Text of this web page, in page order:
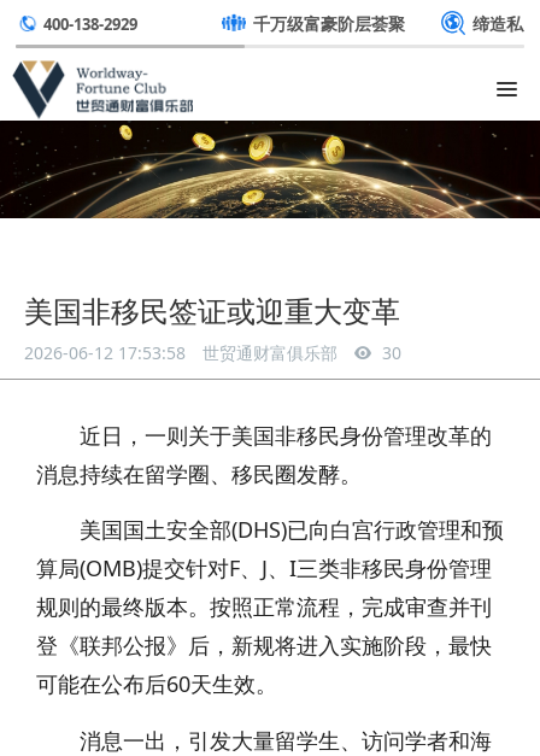
400-138-2929 千万级富豪阶层荟聚 缔造私
美国非移民签证或迎重大变革
2026-06-12 17:53:58 世贸通财富俱乐部 30
近日，一则关于美国非移民身份管理改革的
消息持续在留学圈、移民圈发酵。
美国国土安全部(DHS)已向白宫行政管理和预
算局(OMB)提交针对F、J、I三类非移民身份管理
规则的最终版本。按照正常流程，完成审查并刊
登《联邦公报》后，新规将进入实施阶段，最快
可能在公布后60天生效。
消息一出，引发大量留学生、访问学者和海